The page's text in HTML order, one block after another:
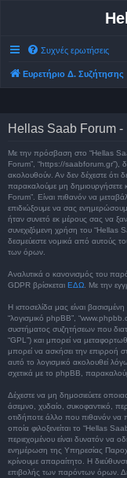
Συχνές ερωτήσεις
Ευρετήριο Δ. Συζήτησης
Hellas Saab Forum -
Με την πρόσβαση στο “Hellas
Forum”, “https://saabforum.gr”),
ακολουθούν. Αν δεν δέχεστε ότι
παρακαλούμε μη δημιουργήσετε
Forum”. Είναι πιθανόν να
επιδιώξουμε να σας
ήταν συνετό εκ μέρους σας να
συνεχιζόμενη χρήση του “Hellas
δεσμεύεστε νομικά από αυτούς
των όρων.
Αναλυτικά ο κανονισμός του
GDPR βρίσκεται ΕΔΩ . Με την
Η ιστοσελίδα μας είναι
“λογισμικό phpBB”,
συστήματος συζητήσεων που
“GPL”) και μπορεί να
μπορεί να ασκήσει την επιρροή
αυτό το λογισμικό ακολουθεί
σχετικά με το phpBB,
Δέχεστε να μη δημοσιεύετε
άσεμνο, χυδαίο, συκοφαντικό,
οτιδήποτε άλλο που πιθανόν να
οποία φιλοξενείται το “Hellas
περιεχομένου είναι δυνατόν να
ενημέρωση της Υπηρεσίας
κρίνουμε απαραίτητο. Η
επιβολής των παρόντων όρων.